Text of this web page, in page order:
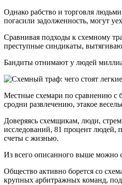
Однако рабство и торговля
погасили задолженность, могут
Сравнивая подходы к схемному
преступные синдикаты,
Бандиты отнимают у людей
Местные схемари по сравнению с
сродни развлечению, этакое
Доверяясь схемщикам, люди,
исследований, 81 процент
счеты с жизнью.
Из всего описанного выше можно
Общество активно борется со
крупных арбитражных команд,